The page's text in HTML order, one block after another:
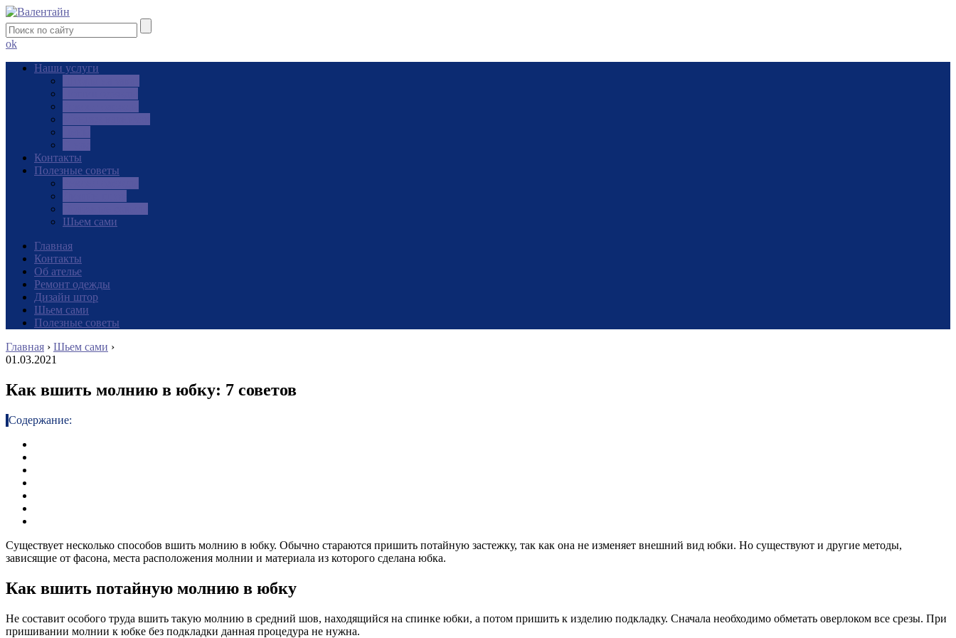
ok
Наши услуги
Контакты
Полезные советы
Шьем сами
Главная
Контакты
Об ателье
Ремонт одежды
Дизайн штор
Шьем сами
Полезные советы
Главная › Шьем сами ›
01.03.2021
Как вшить молнию в юбку: 7 советов
Содержание:
Существует несколько способов вшить молнию в юбку. Обычно стараются пришить потайную застежку, так как она не изменяет внешний вид юбки. Но существуют и другие методы,
зависящие от фасона, места расположения молнии и материала из которого сделана юбка.
Как вшить потайную молнию в юбку
Не составит особого труда вшить такую молнию в средний шов, находящийся на спинке юбки, а потом пришить к изделию подкладку. Сначала необходимо обметать оверлоком все срезы. При
пришивании молнии к юбке без подкладки данная процедура не нужна.